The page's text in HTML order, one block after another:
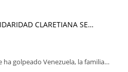
CLARETIANA SE…
golpeado Venezuela, la familia…